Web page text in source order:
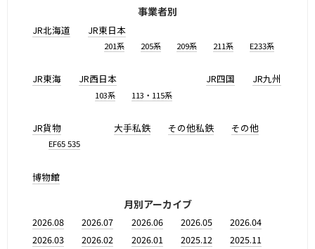
事業者別
JR北海道 JR東日本
201系 205系 209系 211系 E233系
JR東海 JR西日本
103系 113・115系
JR四国 JR九州
JR貨物
EF65 535
大手私鉄 その他私鉄 その他
博物館
月別アーカイブ
2026.08 2026.07 2026.06 2026.05
2026.04
2026.03
2026.02 2026.01 2025.12
2025.11